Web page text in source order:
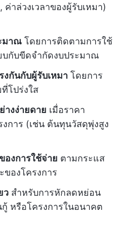
ค่าล่วงเวลาของผู้รับเหมา)
มาณ โดยการติดตามการใช้
บกับขีดจำกัดงบประมาณ
งกันกับผู้รับเหมา โดยการ
โปร่งใส
งง่ายดาย เมื่อราคา
งการ (เช่น ต้นทุนวัสดุพุ่งสูง
งการใช้จ่าย ตามกระแส
ของโครงการ
ว สำหรับการหักลดหย่อน
กู้ หรือโครงการในอนาคต